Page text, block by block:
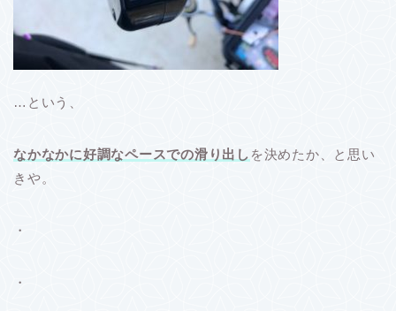
…という、
なかなかに好調なペースでの滑り出し を決めたか、と思い
きや。
・
・